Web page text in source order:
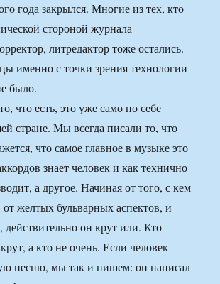
года закрылся. Многие из тех, кто
стороной журнала
литредактор тоже остались.
именно с точки зрения технологии
было.
что есть, это уже само по себе
стране. Мы всегда писали то, что
что самое главное в музыке это
знает человек и как технично
а другое. Начиная от того, с кем
от желтых бульварных аспектов, и
действительно он крут или. Кто
а кто не очень. Если человек
песню, мы так и пишем: он написал